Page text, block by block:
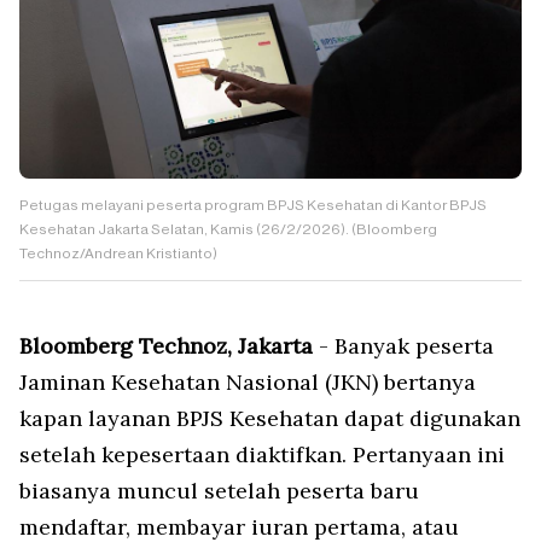
Petugas melayani peserta program BPJS Kesehatan di Kantor BPJS
Kesehatan Jakarta Selatan, Kamis (26/2/2026). (Bloomberg
Technoz/Andrean Kristianto)
Bloomberg Technoz, Jakarta - Banyak peserta
Jaminan Kesehatan Nasional (JKN) bertanya
kapan layanan BPJS Kesehatan dapat digunakan
setelah kepesertaan diaktifkan. Pertanyaan ini
biasanya muncul setelah peserta baru
mendaftar, membayar iuran pertama, atau